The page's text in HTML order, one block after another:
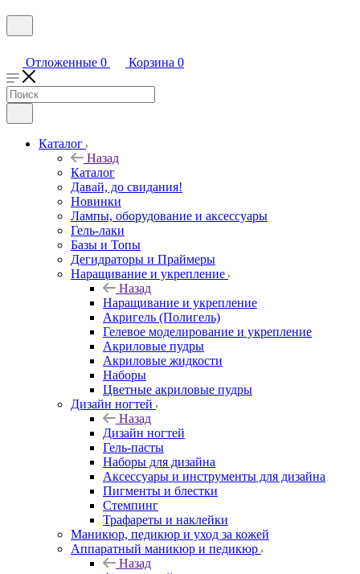
Отложенные 0 Корзина 0
Каталог
Назад
Каталог
Давай, до свидания!
Новинки
Лампы, оборудование и аксессуары
Гель-лаки
Базы и Топы
Дегидраторы и Праймеры
Наращивание и укрепление
Назад
Наращивание и укрепление
Акригель (Полигель)
Гелевое моделирование и укрепление
Акриловые пудры
Акриловые жидкости
Наборы
Цветные акриловые пудры
Дизайн ногтей
Назад
Дизайн ногтей
Гель-пасты
Наборы для дизайна
Аксессуары и инструменты для дизайна
Пигменты и блестки
Стемпинг
Трафареты и наклейки
Маникюр, педикюр и уход за кожей
Аппаратный маникюр и педикюр
Назад